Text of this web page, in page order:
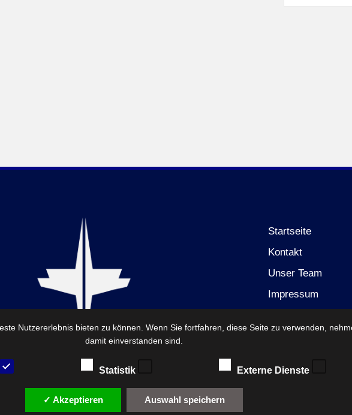
Startseite
Kontakt
Unser Team
Impressum
Nutzererlebnis bieten zu können. Wenn Sie fortfahren, diese Seite zu verwenden,
damit einverstanden sind.
Statistik Externe Dienste
✓ Akzeptieren Auswahl speichern